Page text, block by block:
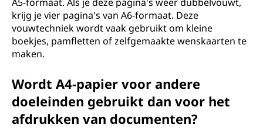
krijg je vier pagina's van A6-formaat. Deze
vouwtechniek wordt vaak gebruikt om kleine
boekjes, pamfletten of zelfgemaakte wenskaarten te
maken.
Wordt A4-papier voor andere
doeleinden gebruikt dan voor het
afdrukken van documenten?